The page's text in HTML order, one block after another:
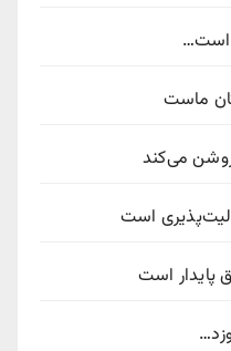
است…
ماست
روشن می‌کند
است
پایدار است